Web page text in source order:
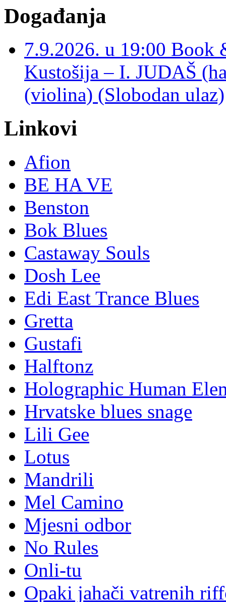
Događanja
7.9.2026. u 19:00 Book
Kustošija – I. JUDAŠ
(violina) (Slobodan ulaz)
Linkovi
Afion
BE HA VE
Benston
Bok Blues
Castaway Souls
Dosh Lee
Edi East Trance Blues
Gretta
Gustafi
Halftonz
Holographic Human
Hrvatske blues snage
Lili Gee
Lotus
Mandrili
Mel Camino
Mjesni odbor
No Rules
Onli-tu
Opaki jahači vatrenih